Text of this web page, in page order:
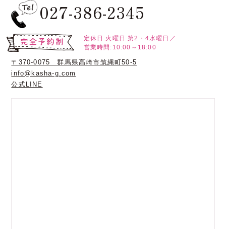
027-386-2345
定休日:火曜日 第2・4水曜日／
営業時間:10:00～18:00
〒370-0075 群馬県高崎市筑縄町50-5
info@kasha-g.com
公式LINE